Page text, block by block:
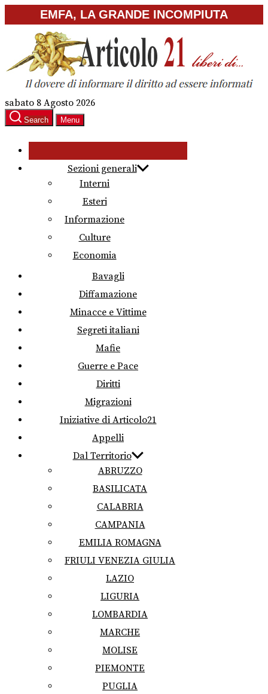
to
content
EMFA, LA GRANDE INCOMPIUTA
sabato 8 Agosto 2026
Search Menu
Sezioni generali
Interni
Esteri
Informazione
Culture
Economia
Bavagli
Diffamazione
Minacce e Vittime
Segreti italiani
Mafie
Guerre e Pace
Diritti
Migrazioni
Iniziative di Articolo21
Appelli
Dal Territorio
ABRUZZO
BASILICATA
CALABRIA
CAMPANIA
EMILIA ROMAGNA
FRIULI VENEZIA GIULIA
LAZIO
LIGURIA
LOMBARDIA
MARCHE
MOLISE
PIEMONTE
PUGLIA